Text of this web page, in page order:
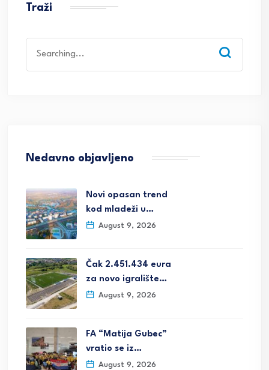
Traži
for:
Nedavno objavljeno
Novi opasan trend
kod mladeži u…
August 9, 2026
Čak 2.451.434 eura
za novo igralište…
August 9, 2026
FA “Matija Gubec”
vratio se iz…
August 9, 2026